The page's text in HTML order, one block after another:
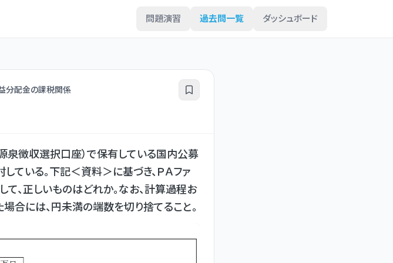
問題演習 過去問一覧 ダッシュボード
分配金の課税関係
泉徴収選択口座）で保有している国内公募
ている。下記＜資料＞に基づき、ＰＡファ
、正しいものはどれか。なお、計算過程お
合には、円未満の端数を切り捨てること。